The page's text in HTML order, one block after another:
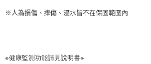
※人為損傷、摔傷、浸水皆不在保固範圍內
※健康監測功能請見說明書※